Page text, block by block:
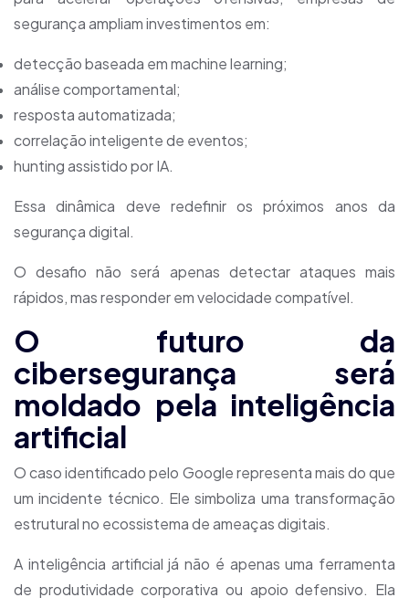
segurança ampliam investimentos em:
detecção baseada em machine learning;
análise comportamental;
resposta automatizada;
correlação inteligente de eventos;
hunting assistido por IA.
Essa dinâmica deve redefinir os próximos anos da
segurança digital.
O desafio não será apenas detectar ataques mais
rápidos, mas responder em velocidade compatível.
O futuro da
cibersegurança será
moldado pela inteligência
artificial
O caso identificado pelo Google representa mais do que
um incidente técnico. Ele simboliza uma transformação
estrutural no ecossistema de ameaças digitais.
A inteligência artificial já não é apenas uma ferramenta
de produtividade corporativa ou apoio defensivo. Ela